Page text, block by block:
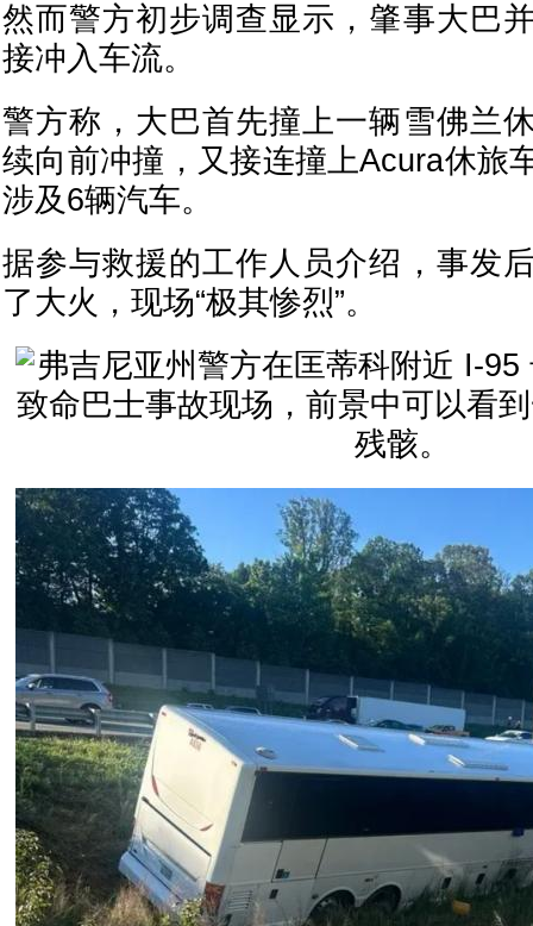
然而警方初步调查显示，肇事大巴
接冲入车流。
警方称，大巴首先撞上一辆雪佛兰
续向前冲撞，又接连撞上Acura休旅
涉及6辆汽车。
据参与救援的工作人员介绍，事发
了大火，现场“极其惨烈”。